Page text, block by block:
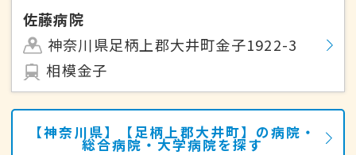
佐藤病院
神奈川県足柄上郡大井町金子1922-3
相模金子
【神奈川県】【足柄上郡大井町】の病院・
総合病院・大学病院を探す